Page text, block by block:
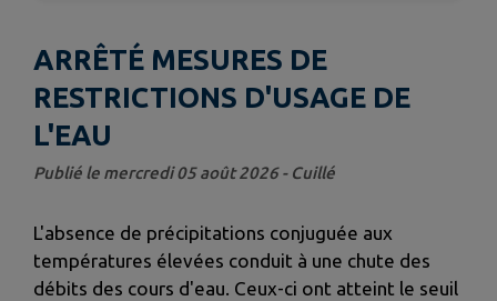
ARRÊTÉ MESURES DE
RESTRICTIONS D'USAGE DE
L'EAU
Publié le mercredi 05 août 2026 - Cuillé
L'absence de précipitations conjuguée aux
températures élevées conduit à une chute des
débits des cours d'eau. Ceux-ci ont atteint le seuil